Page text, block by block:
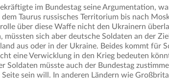
im Bundestag seine Argumentation,
Taurus russisches Territorium bis nach
über diese Waffe nicht den Ukrainern
müssten sich aber deutsche Soldaten an der
aus oder in der Ukraine. Beides kommt für
eine Verwicklung in den Krieg bedeuten
Soldaten müsste auch der Bundestag
Seite sein will. In anderen Ländern wie